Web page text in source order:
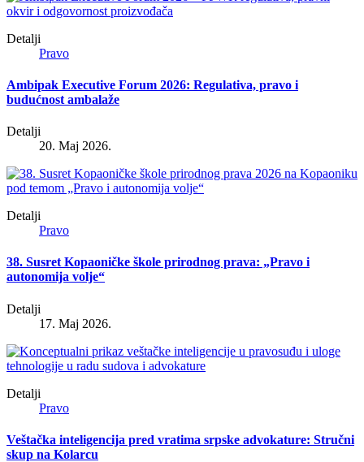
Detalji
Pravo
Ambipak Executive Forum 2026: Regulativa, pravo i
budućnost ambalaže
Detalji
20. Maj 2026.
Detalji
Pravo
38. Susret Kopaoničke škole prirodnog prava: „Pravo i
autonomija volje“
Detalji
17. Maj 2026.
Detalji
Pravo
Veštačka inteligencija pred vratima srpske advokature: Stručni
skup na Kolarcu